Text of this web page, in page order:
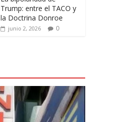
Trump: entre el TACO y
la Doctrina Donroe
junio 2, 2026 0